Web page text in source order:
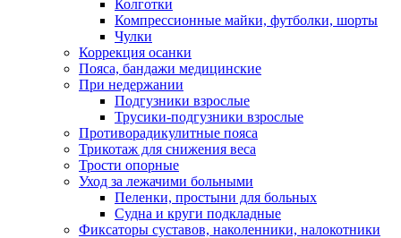
Колготки
Компрессионные майки, футболки, шорты
Чулки
Коррекция осанки
Пояса, бандажи медицинские
При недержании
Подгузники взрослые
Трусики-подгузники взрослые
Противорадикулитные пояса
Трикотаж для снижения веса
Трости опорные
Уход за лежачими больными
Пеленки, простыни для больных
Судна и круги подкладные
Фиксаторы суставов, наколенники, налокотники